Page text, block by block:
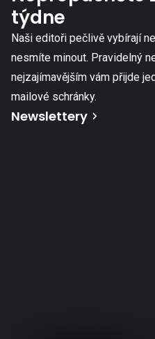
týdne
Naši editoři pečlivě vybírají
nesmíte minout. Pravidelný
nejzajímavějším vám přijde
mailové schránky.
Newslettery